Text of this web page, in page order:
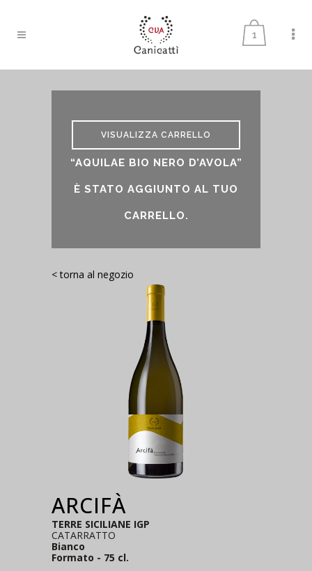
1
VISUALIZZA CARRELLO
“AQUILAE BIO NERO D’AVOLA”
È STATO AGGIUNTO AL TUO
CARRELLO.
< torna al negozio
ARCIFÀ
TERRE SICILIANE IGP
CATARRATTO
Bianco
Formato - 75 cl.